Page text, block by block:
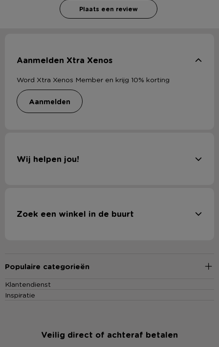
Plaats een review
Aanmelden Xtra Xenos
Word Xtra Xenos Member en krijg 10% korting
aanmelden
Wij helpen jou!
Zoek een winkel in de buurt
Populaire categorieën
Klantendienst
Inspiratie
Veilig direct of achteraf betalen